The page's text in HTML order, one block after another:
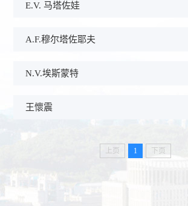
E.V. 马塔佐娃
A.F.穆尔塔佐耶夫
N.V.埃斯蒙特
王懷震
上页 1 下页